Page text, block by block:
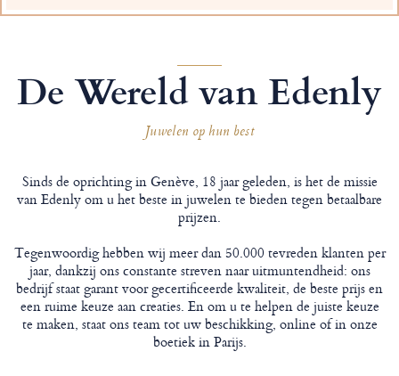
De Wereld van Edenly
Juwelen op hun best
Sinds de oprichting in Genève, 18 jaar geleden, is het de missie
van Edenly om u het beste in juwelen te bieden tegen betaalbare
prijzen.
Tegenwoordig hebben wij meer dan 50.000 tevreden klanten per
jaar, dankzij ons constante streven naar uitmuntendheid: ons
bedrijf staat garant voor gecertificeerde kwaliteit, de beste prijs en
een ruime keuze aan creaties. En om u te helpen de juiste keuze
te maken, staat ons team tot uw beschikking, online of in onze
boetiek in Parijs.